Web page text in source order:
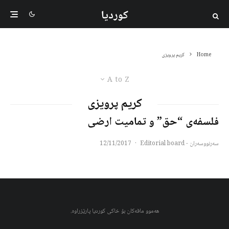
کوردیا
Home کریم پرویزی
A to Z
کریم پرویزی
فلسفه‌ی “حق” و تمامیت ارضی
سەرنووسەران - Editorial board ·
12/11/2017
هەموو مافەکان بۆ خاکی کوردیا پارێزراوە.